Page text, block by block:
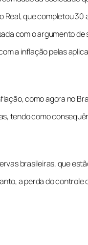
Real, que completou
com o argumento
a inflação pelas
como agora no
tendo como
brasileiras, que
a perda do controle